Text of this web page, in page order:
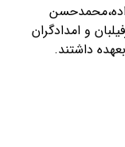
و امدادگران
داشتند.